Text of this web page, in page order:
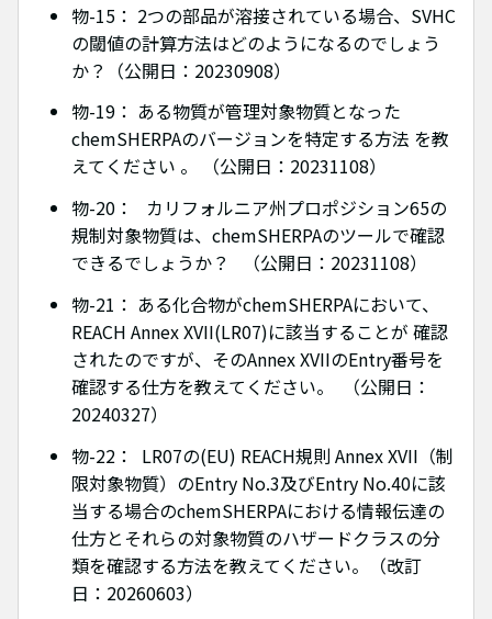
物-15： 2つの部品が溶接されている場合、SVHC
の閾値の計算方法はどのようになるのでしょう
か？（公開日：20230908）
物-19： ある物質が管理対象物質となった
chemSHERPAのバージョンを特定する方法 を教
えてください 。 （公開日：20231108）
物-20： カリフォルニア州プロポジション65の
規制対象物質は、chemSHERPAのツールで確認
できるでしょうか？ （公開日：20231108）
物-21： ある化合物がchemSHERPAにおいて、
REACH Annex XVII(LR07)に該当することが 確認
されたのですが、そのAnnex XVIIのEntry番号を
確認する仕方を教えてください。 （公開日：
20240327）
物-22： LR07の(EU) REACH規則 Annex XVII（制
限対象物質）のEntry No.3及びEntry No.40に該
当する場合のchemSHERPAにおける情報伝達の
仕方とそれらの対象物質のハザードクラスの分
類を確認する方法を教えてください。（改訂
日：20260603）